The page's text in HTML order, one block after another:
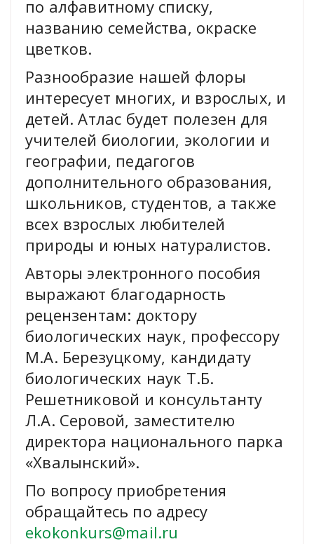
по алфавитному списку,
названию семейства, окраске
цветков.
Разнообразие нашей флоры
интересует многих, и взрослых, и
детей. Атлас будет полезен для
учителей биологии, экологии и
географии, педагогов
дополнительного образования,
школьников, студентов, а также
всех взрослых любителей
природы и юных натуралистов.
Авторы электронного пособия
выражают благодарность
рецензентам: доктору
биологических наук, профессору
М.А. Березуцкому, кандидату
биологических наук Т.Б.
Решетниковой и консультанту
Л.А. Серовой, заместителю
директора национального парка
«Хвалынский».
По вопросу приобретения
обращайтесь по адресу
ekokonkurs@mail.ru